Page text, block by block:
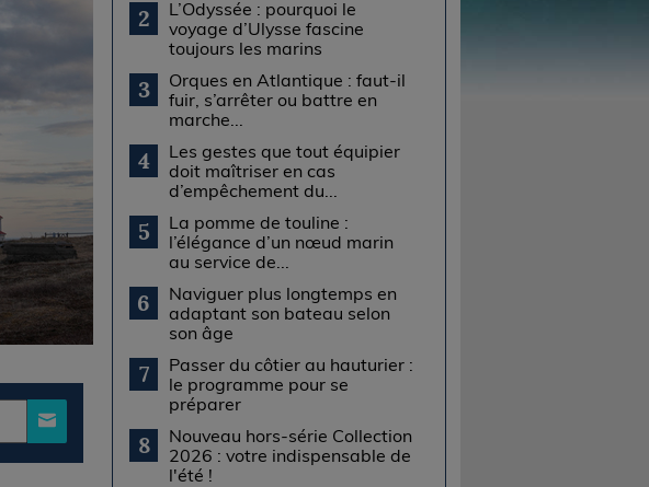
2
L’Odyssée : pourquoi le
voyage d’Ulysse fascine
toujours les marins
3
Orques en Atlantique : faut-il
fuir, s’arrêter ou battre en
marche...
4
Les gestes que tout équipier
doit maîtriser en cas
d’empêchement du...
5
La pomme de touline :
l’élégance d’un nœud marin
au service de...
6
Naviguer plus longtemps en
adaptant son bateau selon
son âge
7
Passer du côtier au hauturier :
le programme pour se
préparer
8
Nouveau hors-série Collection
2026 : votre indispensable de
l'été !